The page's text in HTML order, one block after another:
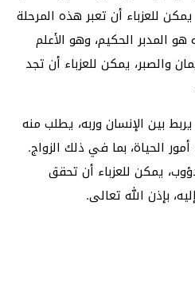
للعزباء أن تعبر هذه المرحلة
المدبر الحكيم، وهو الأعلم
والصبر، يمكن للعزباء أن تجد
بين الإنسان وربه، يطلب منه
الحياة، بما في ذلك الزواج.
يمكن للعزباء أن تحقق
بإذن الله تعالى.